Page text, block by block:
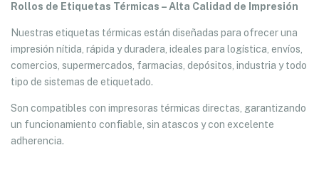
Rollos de Etiquetas Térmicas – Alta Calidad de Impresión
Nuestras etiquetas térmicas están diseñadas para ofrecer una
impresión nítida, rápida y duradera, ideales para logística, envíos,
comercios, supermercados, farmacias, depósitos, industria y todo
tipo de sistemas de etiquetado.
Son compatibles con impresoras térmicas directas, garantizando
un funcionamiento confiable, sin atascos y con excelente
adherencia.